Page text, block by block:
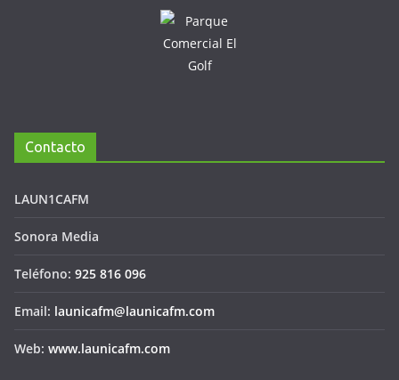
Contacto
LAUN1CAFM
Sonora Media
Teléfono: 925 816 096
Email: launicafm@launicafm.com
Web: www.launicafm.com